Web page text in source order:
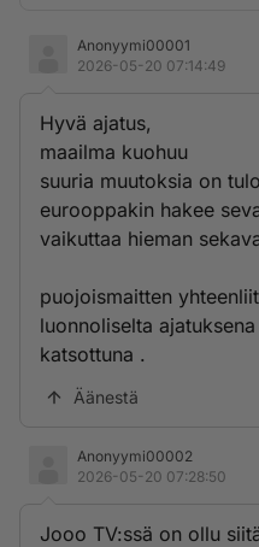
Anonyymi00001
2026-05-20 07:14:49
Hyvä ajatus,
maailma kuohuu
suuria muutoksia on
eurooppakin hakee
vaikuttaa hieman
puojoismaitten
luonnoliselta
katsottuna .
Äänestä
Anonyymi00002
2026-05-20 07:28:50
Jooo TV:ssä on ollu